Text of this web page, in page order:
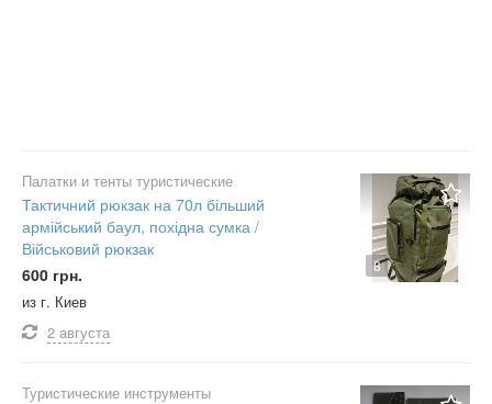
8
Палатки и тенты туристические
Тактичний рюкзак на 70л більший
армійський баул, похідна сумка /
Військовий рюкзак
600 грн.
из г. Киев
2 августа
Туристические инструменты